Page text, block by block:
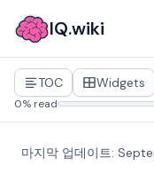
IQ.wiki
TOC Widgets
0% read
마지막 업데이트: